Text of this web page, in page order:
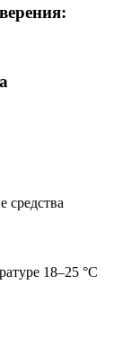
средства
18–25 °C